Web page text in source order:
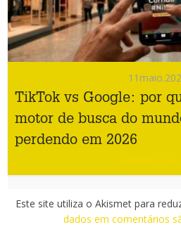
11
TikTok vs Google: por
motor de busca do
perdendo em 2026
Este site utiliza o Akismet para
dados em comentários